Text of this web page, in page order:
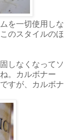
を一切使用しな
のスタイルのほ
しなくなってソ
。カルボナー
すが、カルボナ